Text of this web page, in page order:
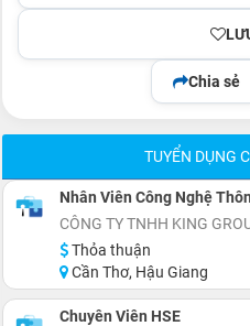
Chia sẻ
TUYỂN DỤNG
Nhân Viên Công Nghệ
CÔNG TY TNHH KING
Thỏa thuận
Cần Thơ, Hậu Giang
Chuyên Viên HSE